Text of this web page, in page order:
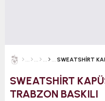
SWEATSHİRT
TRABZON BASKILI